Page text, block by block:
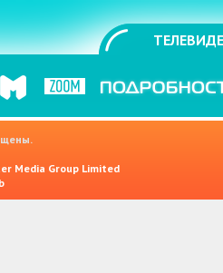
Media Group Limited